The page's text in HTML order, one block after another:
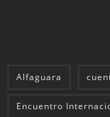
Alfaguara
Encuentro